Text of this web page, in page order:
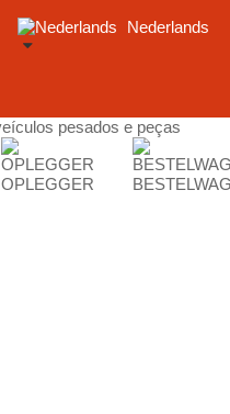
Nederlands
OPLEGGER